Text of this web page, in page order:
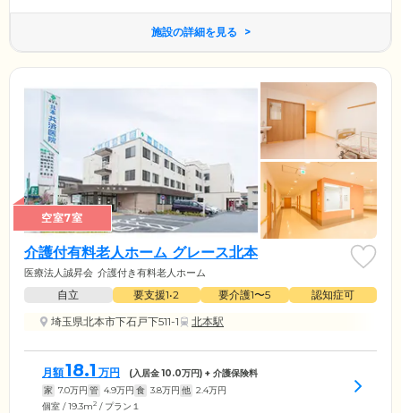
施設の詳細を見る
空室7室
介護付有料老人ホーム グレース北本
医療法人誠昇会 介護付き有料老人ホーム
自立 要支援1•2 要介護1〜5
認知症可
埼玉県北本市下石戸下511-1
北本駅
月額18.1 万円 (入居金10.0万円) + 介護保険料
家 7.0万円 管 4.9万円 食 3.8万円 他 2.4万円
個室 / 19.3m2 / プラン１